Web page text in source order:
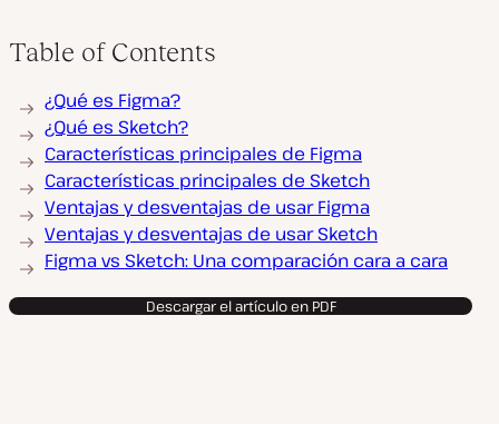
Table of Contents
¿Qué es Figma?
¿Qué es Sketch?
Características principales de Figma
Características principales de Sketch
Ventajas y desventajas de usar Figma
Ventajas y desventajas de usar Sketch
Figma vs Sketch: Una comparación cara a cara
Descargar el artículo en PDF